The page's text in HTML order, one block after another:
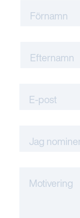
Förnamn
Efternamn
E-post
Jag
Motivering